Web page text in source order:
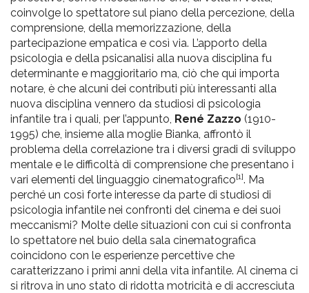
coinvolge lo spettatore sul piano della percezione, della
comprensione, della memorizzazione, della
partecipazione empatica e così via. L’apporto della
psicologia e della psicanalisi alla nuova disciplina fu
determinante e maggioritario ma, ciò che qui importa
notare, è che alcuni dei contributi più interessanti alla
nuova disciplina vennero da studiosi di psicologia
infantile tra i quali, per l’appunto, René Zazzo (1910-
1995) che, insieme alla moglie Bianka, affrontò il
problema della correlazione tra i diversi gradi di sviluppo
mentale e le difficoltà di comprensione che presentano i
vari elementi del linguaggio cinematografico[1]. Ma
perché un così forte interesse da parte di studiosi di
psicologia infantile nei confronti del cinema e dei suoi
meccanismi? Molte delle situazioni con cui si confronta
lo spettatore nel buio della sala cinematografica
coincidono con le esperienze percettive che
caratterizzano i primi anni della vita infantile. Al cinema ci
si ritrova in uno stato di ridotta motricità e di accresciuta